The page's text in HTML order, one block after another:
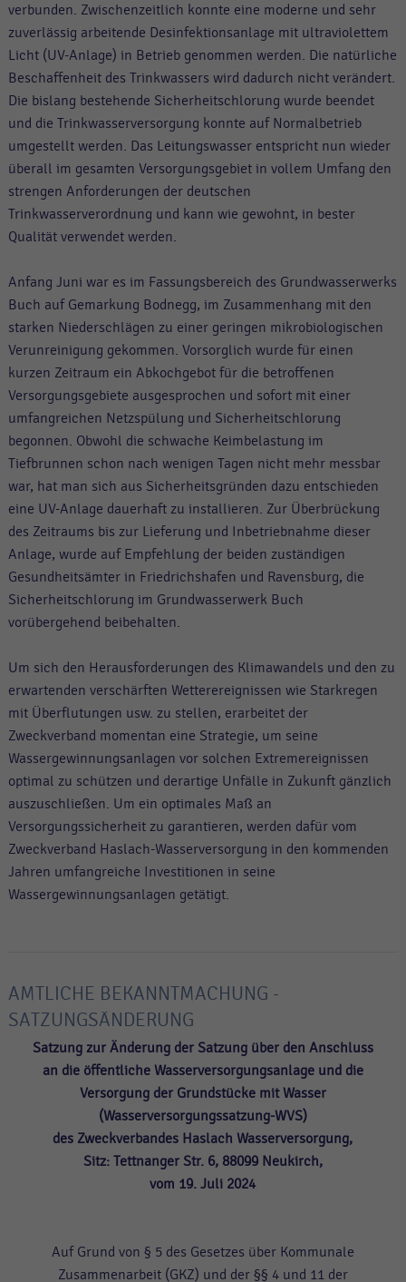
verbunden. Zwischenzeitlich konnte eine moderne und sehr
zuverlässig arbeitende Desinfektionsanlage mit ultraviolettem
Licht (UV-Anlage) in Betrieb genommen werden. Die natürliche
Beschaffenheit des Trinkwassers wird dadurch nicht verändert.
Die bislang bestehende Sicherheitschlorung wurde beendet
und die Trinkwasserversorgung konnte auf Normalbetrieb
umgestellt werden. Das Leitungswasser entspricht nun wieder
überall im gesamten Versorgungsgebiet in vollem Umfang den
strengen Anforderungen der deutschen
Trinkwasserverordnung und kann wie gewohnt, in bester
Qualität verwendet werden.
Anfang Juni war es im Fassungsbereich des Grundwasserwerks
Buch auf Gemarkung Bodnegg, im Zusammenhang mit den
starken Niederschlägen zu einer geringen mikrobiologischen
Verunreinigung gekommen. Vorsorglich wurde für einen
kurzen Zeitraum ein Abkochgebot für die betroffenen
Versorgungsgebiete ausgesprochen und sofort mit einer
umfangreichen Netzspülung und Sicherheitschlorung
begonnen. Obwohl die schwache Keimbelastung im
Tiefbrunnen schon nach wenigen Tagen nicht mehr messbar
war, hat man sich aus Sicherheitsgründen dazu entschieden
eine UV-Anlage dauerhaft zu installieren. Zur Überbrückung
des Zeitraums bis zur Lieferung und Inbetriebnahme dieser
Anlage, wurde auf Empfehlung der beiden zuständigen
Gesundheitsämter in Friedrichshafen und Ravensburg, die
Sicherheitschlorung im Grundwasserwerk Buch
vorübergehend beibehalten.
Um sich den Herausforderungen des Klimawandels und den zu
erwartenden verschärften Wetterereignissen wie Starkregen
mit Überflutungen usw. zu stellen, erarbeitet der
Zweckverband momentan eine Strategie, um seine
Wassergewinnungsanlagen vor solchen Extremereignissen
optimal zu schützen und derartige Unfälle in Zukunft gänzlich
auszuschließen. Um ein optimales Maß an
Versorgungssicherheit zu garantieren, werden dafür vom
Zweckverband Haslach-Wasserversorgung in den kommenden
Jahren umfangreiche Investitionen in seine
Wassergewinnungsanlagen getätigt.
AMTLICHE BEKANNTMACHUNG -
SATZUNGSÄNDERUNG
Satzung zur Änderung der Satzung über den Anschluss
an die öffentliche Wasserversorgungsanlage und die
Versorgung der Grundstücke mit Wasser
(Wasserversorgungssatzung-WVS)
des Zweckverbandes Haslach Wasserversorgung,
Sitz: Tettnanger Str. 6, 88099 Neukirch,
vom 19. Juli 2024
Auf Grund von § 5 des Gesetzes über Kommunale
Zusammenarbeit (GKZ) und der §§ 4 und 11 der